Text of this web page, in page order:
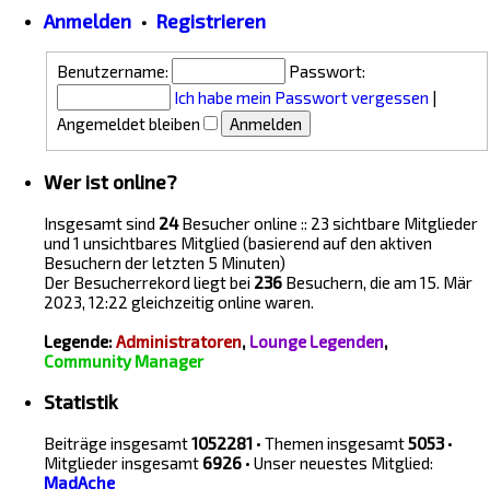
Anmelden • Registrieren
Benutzername:
Passwort:
Ich habe mein Passwort vergessen
Angemeldet bleiben
Wer ist online?
Insgesamt sind 24Besucher online :: 23 sichtbare Mitglieder
und 1 unsichtbares Mitglied (basierend auf den aktiven
Besuchern der letzten 5 Minuten)
Der Besucherrekord liegt bei 236 Besuchern, die am 15. Mär
2023, 12:22 gleichzeitig online waren.
Legende:Administratoren, Lounge Legenden,
Community Manager
Statistik
Beiträge insgesamt1052281 • Themen insgesamt5053•
Mitglieder insgesamt 6926 • Unser neuestes Mitglied:
MadAche